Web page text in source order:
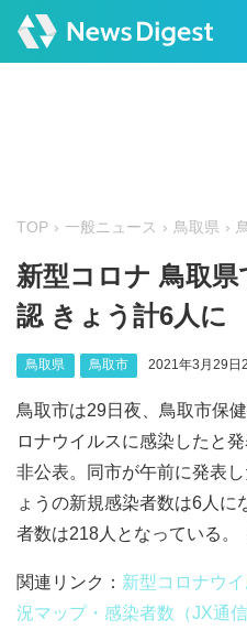
TOP 一般ニュース 鳥取県
新型コロナ 鳥取
認 きょう計6人に
鳥取県 鳥取市 2021年3月29日
鳥取市は29日夜、鳥取市保
ロナウイルスに感染したと
非公表。同市が午前に発表
ょうの新規感染者数は6人に
者数は218人となっている。
関連リンク： 新型コロナウ
況マップ・感染者数（JX通信